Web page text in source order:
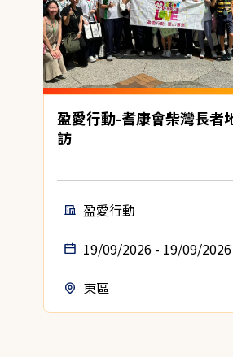
盈愛行動-耆康會柴灣長者
訪
盈愛行動
19/09/2026 - 19/09/2026
東區